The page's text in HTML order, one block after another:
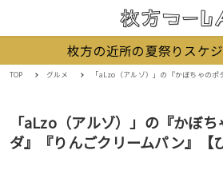
枚方の近所の夏祭りスケ
TOP グルメ 「aLzo（アルゾ）」の『かぼちゃのポタージュサラダ』『
「aLzo（アルゾ）」の『かぼ
ダ』『りんごクリームパン』【